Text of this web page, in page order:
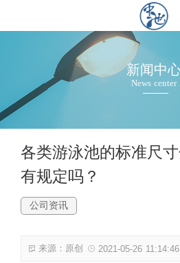
案例
关于
联系
新闻中
News center
各类游泳池的标准尺寸
有规定吗？
公司资讯
来源：原创 2021-05-26 11:14:46